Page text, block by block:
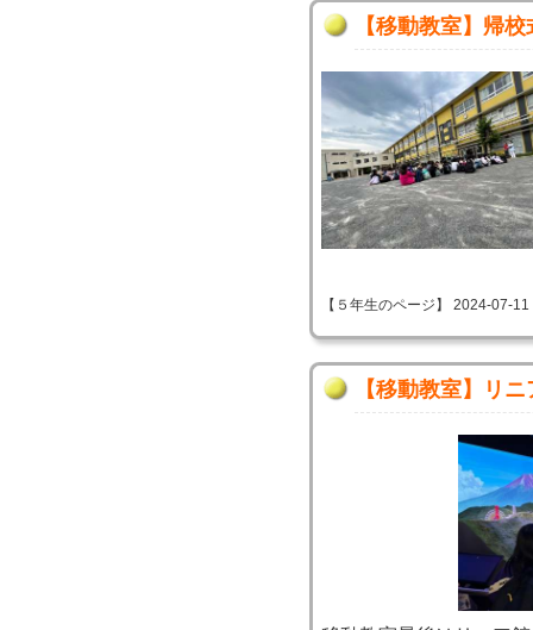
【移動教室】帰校
【５年生のページ】 2024-07-
【移動教室】リニ